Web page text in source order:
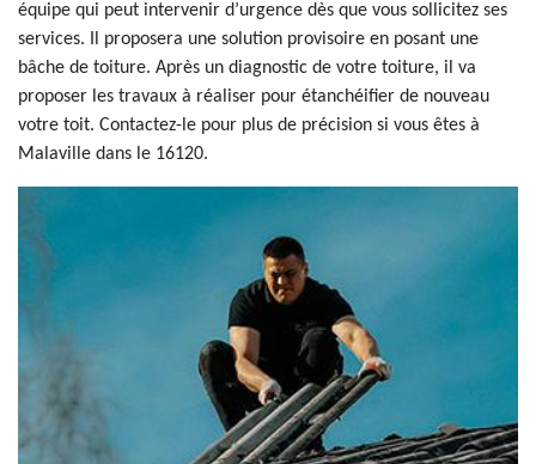
équipe qui peut intervenir d’urgence dès que vous sollicitez ses
services. Il proposera une solution provisoire en posant une
bâche de toiture. Après un diagnostic de votre toiture, il va
proposer les travaux à réaliser pour étanchéifier de nouveau
votre toit. Contactez-le pour plus de précision si vous êtes à
Malaville dans le 16120.